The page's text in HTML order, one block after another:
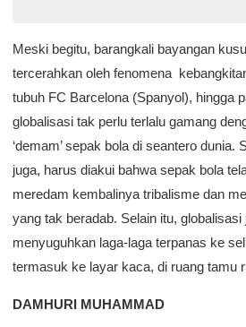
Meski begitu, barangkali bayangan
tercerahkan oleh fenomena
tubuh FC Barcelona (Spanyol), hingga
globalisasi tak perlu terlalu gamang
‘demam’ sepak bola di seantero dunia.
juga, harus diakui bahwa sepak bola
meredam kembalinya tribalisme dan
yang tak beradab. Selain itu, globalisasi
menyuguhkan laga-laga terpanas ke
termasuk ke layar kaca, di ruang tamu
DAMHURI MUHAMMAD